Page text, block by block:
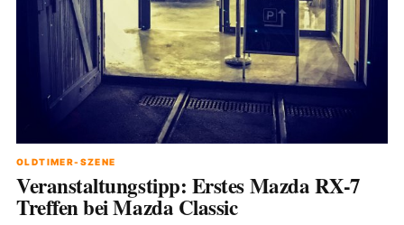
OLDTIMER-SZENE
Veranstaltungstipp: Erstes Mazda RX-7
Treffen bei Mazda Classic